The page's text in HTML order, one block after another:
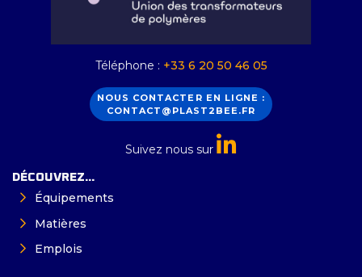
Téléphone : +33 6 20 50 46 05
NOUS CONTACTER EN LIGNE :
CONTACT@PLAST2BEE.FR
Suivez nous sur
DÉCOUVREZ...
Équipements
Matières
Emplois